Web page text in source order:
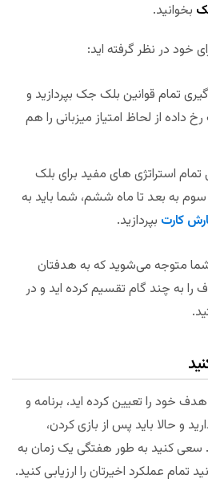
بخوانید.
تمام قوانین بلک جک بپردازید و
داده از لحاظ امتیاز میزبانی را هم
تمام استراتژی های مفید برای بلک
به بعد تا ماه ششم، شما باید به
کارت بپردازید.
شما متوجه می‌شوید که به هدفتان
به چند گام تقسیم کرده اید و در
خود را تعیین کرده اید، برنامه و
و حالا باید پس از بازی کردن،
سعی کنید به طور هفتگی یک زمان به
عملکرد اخیرتان را ارزیابی کنید.